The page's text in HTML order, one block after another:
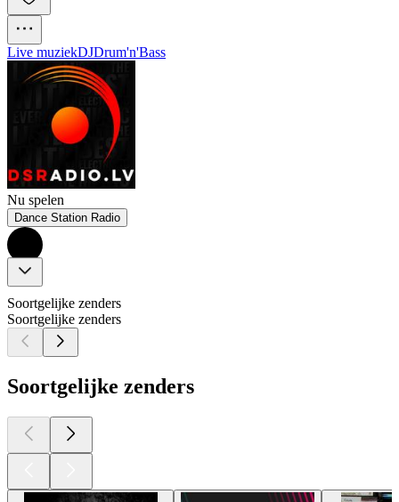
Live muziekDJDrum'n'Bass
Nu spelen
Dance Station Radio
Soortgelijke zenders
Soortgelijke zenders
Soortgelijke zenders